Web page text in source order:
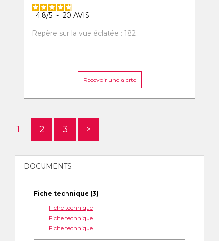
4.8/5 - 20 AVIS
Repère sur la vue éclatée : 182
Recevoir une alerte
1 2 3 >
DOCUMENTS
Fiche technique (3)
Fiche technique
Fiche technique
Fiche technique